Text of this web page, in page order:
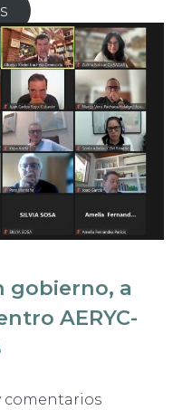
gobierno, a
AERYC-
comentarios